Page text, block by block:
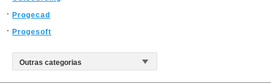
Progecad
Progesoft